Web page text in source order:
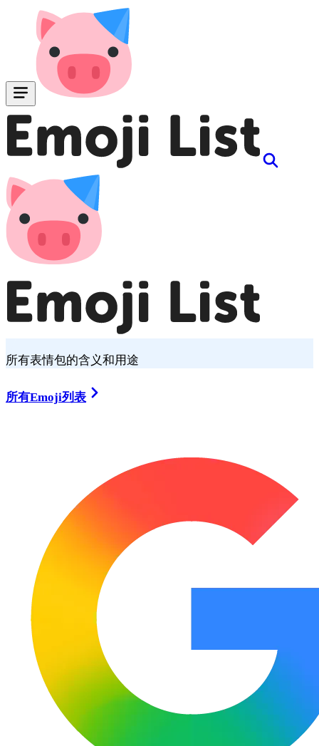
所有表情包的含义和用途
所有Emoji列表